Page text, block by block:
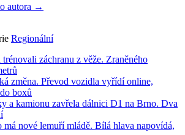
autora →
Regionální
záchranu z věže. Zraněného
změna. Převod vozidla vyřídí online,
boxů
a kamionu zavřela dálnici D1 na Brno. Dva
má nové lemuří mládě. Bílá hlava napovídá,